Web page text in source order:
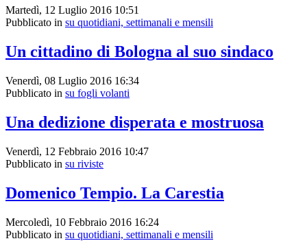
Martedì, 12 Luglio 2016 10:51
Pubblicato in su quotidiani, settimanali e mensili
Un cittadino di Bologna al suo sindaco
Venerdì, 08 Luglio 2016 16:34
Pubblicato in su fogli volanti
Una dedizione disperata e mostruosa
Venerdì, 12 Febbraio 2016 10:47
Pubblicato in su riviste
Domenico Tempio. La Carestia
Mercoledì, 10 Febbraio 2016 16:24
Pubblicato in su quotidiani, settimanali e mensili